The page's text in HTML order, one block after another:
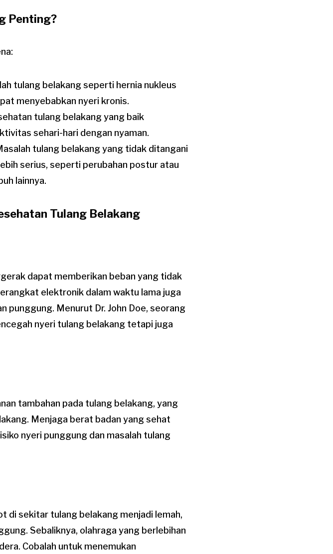
Penting?
tulang belakang seperti hernia nukleus
menyebabkan nyeri kronis.
tulang belakang yang baik
sehari-hari dengan nyaman.
tulang belakang yang tidak ditangani
serius, seperti perubahan postur atau
lainnya.
Tulang Belakang
dapat memberikan beban yang tidak
elektronik dalam waktu lama juga
punggung. Menurut Dr. John Doe, seorang
nyeri tulang belakang tetapi juga
tambahan pada tulang belakang, yang
Menjaga berat badan yang sehat
nyeri punggung dan masalah tulang
sekitar tulang belakang menjadi lemah,
Sebaliknya, olahraga yang berlebihan
Cobalah untuk menemukan